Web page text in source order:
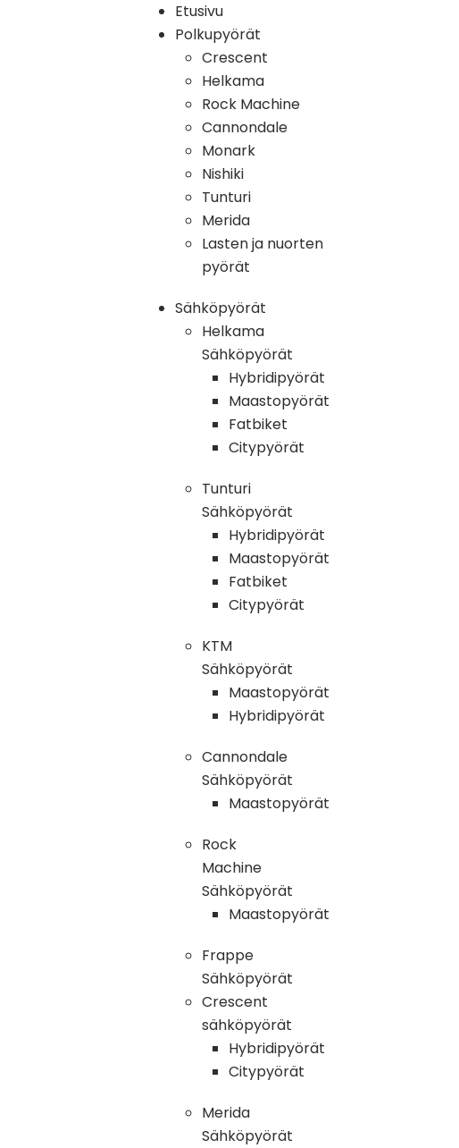
Etusivu
Polkupyörät
Crescent
Helkama
Rock Machine
Cannondale
Monark
Nishiki
Tunturi
Merida
Lasten ja nuorten
pyörät
Sähköpyörät
Helkama
Sähköpyörät
Hybridipyörät
Maastopyörät
Fatbiket
Citypyörät
Tunturi
Sähköpyörät
Hybridipyörät
Maastopyörät
Fatbiket
Citypyörät
KTM
Sähköpyörät
Maastopyörät
Hybridipyörät
Cannondale
Sähköpyörät
Maastopyörät
Rock
Machine
Sähköpyörät
Maastopyörät
Frappe
Sähköpyörät
Crescent
sähköpyörät
Hybridipyörät
Citypyörät
Merida
Sähköpyörät